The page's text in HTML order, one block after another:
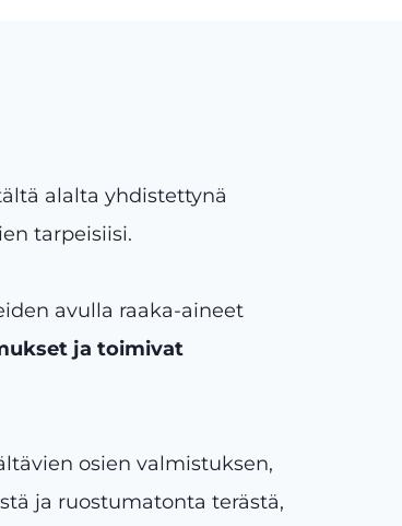
alalta yhdistettynä
tarpeisiisi.
avulla raaka-aineet
ja toimivat
osien valmistuksen,
ja ruostumatonta terästä,